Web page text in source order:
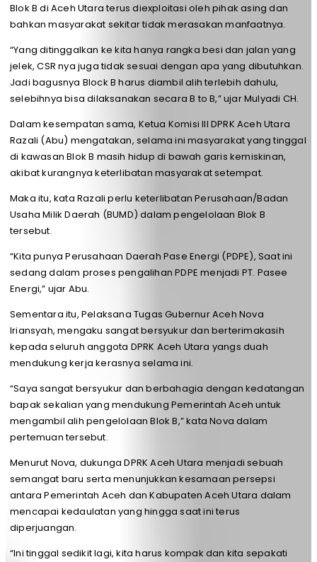
Blok B di Aceh Utara terus diexploitasi oleh pihak asing dan
bahkan masyarakat sekitar tidak merasakan manfaatnya.
“Yang ditinggalkan ke kita hanya rangka besi dan jalan yang
jelek, CSR nya juga tidak sesuai dengan apa yang dibutuhkan.
Jadi bagusnya Block B harus diambil alih terlebih dahulu,
selebihnya bisa dilaksanakan secara B to B,” ujar Mulyadi CH.
Dalam kesempatan sama, Ketua Komisi III DPRK Aceh Utara
Razali (Abu) mengatakan, selama ini masyarakat yang tinggal
di kawasan Blok B masih hidup di bawah garis kemiskinan,
akibat kurangnya keterlibatan masyarakat setempat.
Maka itu, kata Razali perlu keterlibatan Perusahaan/Badan
Usaha Milik Daerah (BUMD) dalam pengelolaan Blok B
tersebut.
“Kita punya Perusahaan Daerah Pase Energi (PDPE), Saat ini
sedang dalam proses pengalihan PDPE menjadi PT. Pasee
Energi,” ujar Abu.
Sementara itu, Pelaksana Tugas Gubernur Aceh Nova
Iriansyah, mengaku sangat bersyukur dan berterimakasih
kepada seluruh anggota DPRK Aceh Utara yangs duah
mendukung kerja kerasnya selama ini.
“Saya sangat bersyukur dan berbahagia dengan kedatangan
bapak sekalian yang mendukung Pemerintah Aceh untuk
mengambil alih pengelolaan Blok B,” kata Nova dalam
pertemuan tersebut.
Menurut Nova, dukunga DPRK Aceh Utara menjadi sebuah
semangat baru serta menunjukkan kesamaan persepsi
antara Pemerintah Aceh dan Kabupaten Aceh Utara dalam
mencapai kedaulatan yang hingga saat ini terus
diperjuangan.
“Ini tinggal sedikit lagi, kita harus kompak dan kita sepakati